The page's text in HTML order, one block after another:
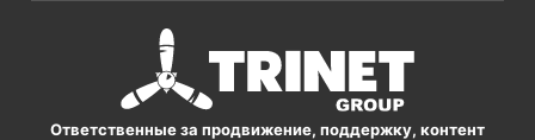
Ответственные за продвижение, поддержку, контент